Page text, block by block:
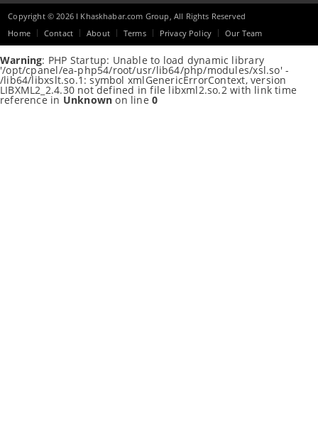
Copyright © 2026 I Khaskhabar.com Group, All Rights Reserved
Home
Contact About Terms Privacy Policy Our Team
Warning: PHP Startup: Unable to load dynamic library
'/opt/cpanel/ea-php54/root/usr/lib64/php/modules/xsl.so' -
/lib64/libxslt.so.1: symbol xmlGenericErrorContext, version
LIBXML2_2.4.30 not defined in file libxml2.so.2 with link time
reference in Unknown on line0